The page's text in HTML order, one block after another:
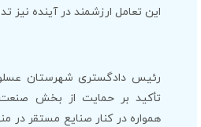
این تعامل ارزشمند در آینده نیز
رئیس دادگستری شهرستان
تأکید بر حمایت از بخش
همواره در کنار صنایع مستقر در